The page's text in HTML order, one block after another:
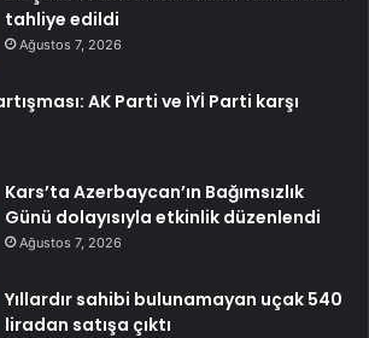
tahliye edildi
Ağustos 7, 2026
AK Parti ve İYİ Parti karşı
Kars’ta Azerbaycan’ın Bağımsızlık
Günü dolayısıyla etkinlik düzenlendi
Ağustos 7, 2026
Yıllardır sahibi bulunamayan uçak 540
liradan satışa çıktı